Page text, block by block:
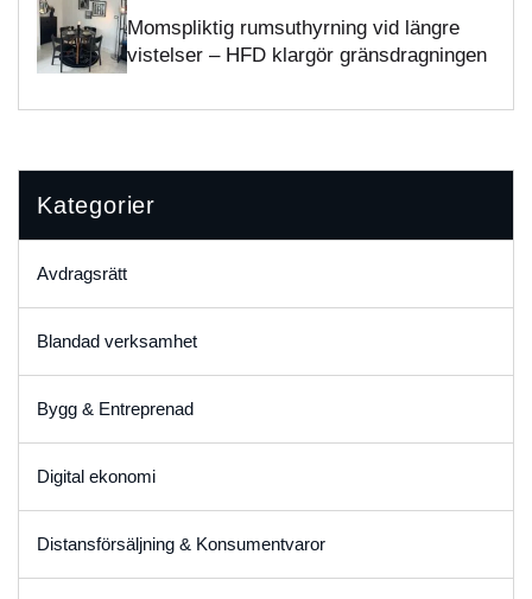
Momspliktig rumsuthyrning vid längre
vistelser – HFD klargör gränsdragningen
Kategorier
Avdragsrätt
Blandad verksamhet
Bygg & Entreprenad
Digital ekonomi
Distansförsäljning & Konsumentvaror